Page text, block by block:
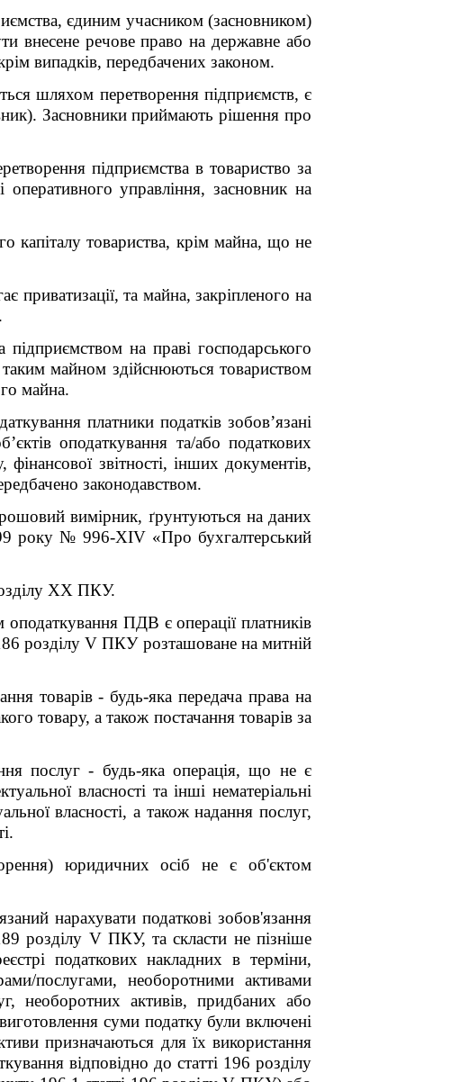
єдиним учасником (засновником)
внесене речове право на державне або
випадків, передбачених законом.
шляхом перетворення підприємств, є
Засновники приймають рішення про
підприємства в товариство за
управління, засновник на
капіталу товариства, крім майна, що не
приватизації, та майна, закріпленого на
на праві господарського
таким майном здійснюються товариством
майна.
платники податків зобов’язані
оподаткування та/або податкових
фінансової звітності, інших документів,
законодавством.
вимірник, ґрунтуються на даних
року № 996-XIV «Про бухгалтерський
XX ПКУ.
ПДВ є операції платників
розділуV ПКУ розташоване на митній
товарів - будь-яка передача права на
товару, а також постачання товарів за
послуг - будь-яка операція, що не є
власності та інші нематеріальні
власності, а також надання послуг,
юридичних осіб не є об'єктом
нарахувати податкові зобов'язання
розділу VПКУ, та скласти не пізніше
податкових накладних в терміни,
послугами, необоротними активами
необоротних активів, придбаних або
суми податку були включені
призначаються для їх використання
відповідно до статті 196 розділу